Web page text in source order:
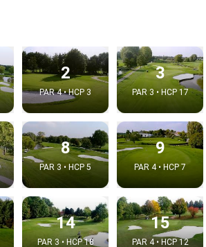
2
PAR 4 • HCP 3
3
PAR 3 • HCP 17
8
PAR 3 • HCP 5
9
PAR 4 • HCP 7
14
PAR 3 • HCP 18
15
PAR 4 • HCP 12